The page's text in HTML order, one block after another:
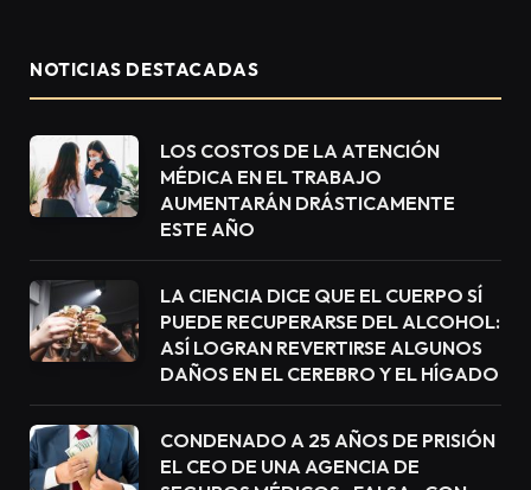
NOTICIAS DESTACADAS
LOS COSTOS DE LA ATENCIÓN
MÉDICA EN EL TRABAJO
AUMENTARÁN DRÁSTICAMENTE
ESTE AÑO
LA CIENCIA DICE QUE EL CUERPO SÍ
PUEDE RECUPERARSE DEL ALCOHOL:
ASÍ LOGRAN REVERTIRSE ALGUNOS
DAÑOS EN EL CEREBRO Y EL HÍGADO
CONDENADO A 25 AÑOS DE PRISIÓN
EL CEO DE UNA AGENCIA DE